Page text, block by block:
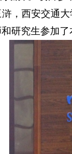
，西安交通
研究生参加